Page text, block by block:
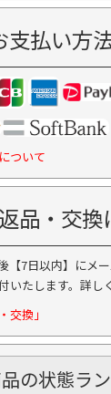
支払い方
ついて
返品・交換
【7日以内】にメ
いたします。詳し
換」
の状態ラ